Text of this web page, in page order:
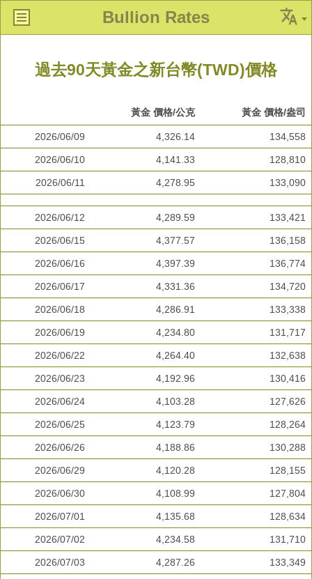
Bullion Rates
過去90天黃金之新台幣(TWD)價格
黃金 價格/公克 黃金 價格/盎司
2026/06/09 4,326.14 134,558
2026/06/10 4,141.33 128,810
2026/06/11 4,278.95 133,090
2026/06/12 4,289.59 133,421
2026/06/15 4,377.57 136,158
2026/06/16 4,397.39 136,774
2026/06/17 4,331.36 134,720
2026/06/18 4,286.91 133,338
2026/06/19 4,234.80 131,717
2026/06/22 4,264.40 132,638
2026/06/23 4,192.96 130,416
2026/06/24 4,103.28 127,626
2026/06/25 4,123.79 128,264
2026/06/26 4,188.86 130,288
2026/06/29 4,120.28 128,155
2026/06/30 4,108.99 127,804
2026/07/01 4,135.68 128,634
2026/07/02 4,234.58 131,710
2026/07/03 4,287.26 133,349